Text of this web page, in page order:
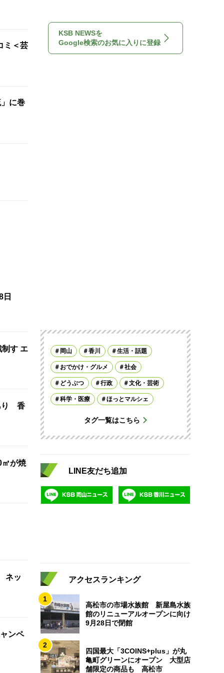
ミ＜芸
に巻
す エ
り 香
が焼
ネッ
ンペ
KSB NEWSを
Google検索のお気に入りに登録
岡山 香川 生活・話題
おでかけ・グルメ 社会
どうぶつ 行政 文化・芸術
科学・医療 ほっとマルシェ
タグ一覧はこちら
LINE友だち追加
アクセスランキング
1
高松市の市場水族館 新屋島水族
館のリニューアルオープンに向け
9月28日で閉館
2
四国最大「3COINS+plus」が丸
亀町グリーンにオープン 大型店
舗限定の商品も 高松市